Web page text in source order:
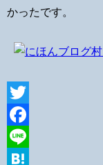
かったです。
Twitter
Facebook
Line